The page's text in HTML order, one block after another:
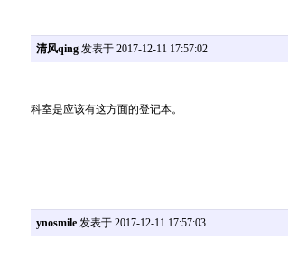
清风qing发表于 2017-12-11 17:57:02
科室是应该有这方面的登记本。
ynosmile发表于 2017-12-11 17:57:03